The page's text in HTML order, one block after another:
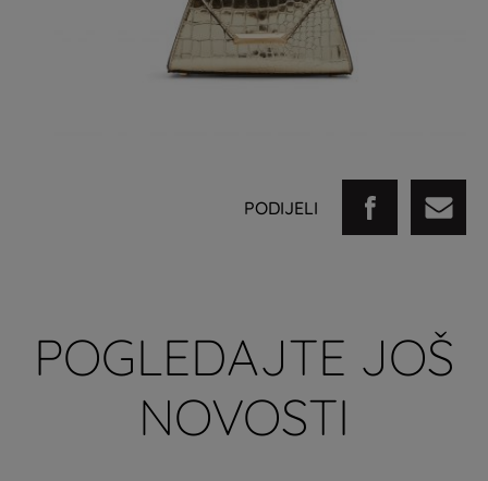
PODIJELI
POGLEDAJTE JOŠ
NOVOSTI